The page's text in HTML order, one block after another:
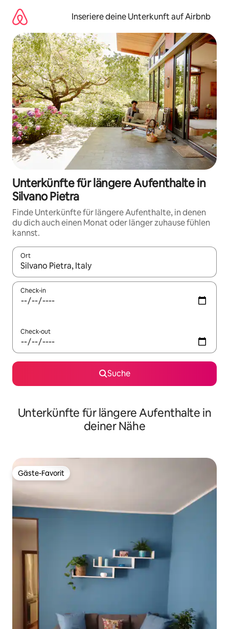
Inhalten
springen
Inseriere deine Unterkunft auf Airbnb
Unterkünfte für längere Aufenthalte in
Silvano Pietra
Finde Unterkünfte für längere Aufenthalte, in denen
du dich auch einen Monat oder länger zuhause fühlen
kannst.
Ort
Wenn Ergebnisse verfügbar sind, navigiere mit den
Check-in
Check-out
Suche
Unterkünfte für längere Aufenthalte in
deiner Nähe
Gäste-Favorit
Gäste-Favorit